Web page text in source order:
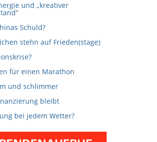
und „kreativer
Schuld?
stehn auf Frieden(stage)
für einen Marathon
und schlimmer
bleibt
bei jedem Wetter?